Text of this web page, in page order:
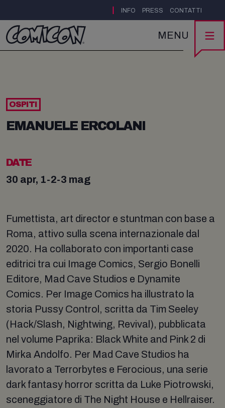
INFO PRESS CONTATTI
MENU
OSPITI
EMANUELE ERCOLANI
DATE
30 apr, 1-2-3 mag
Fumettista, art director e stuntman con base a
Roma, attivo sulla scena internazionale dal
2020. Ha collaborato con importanti case
editrici tra cui Image Comics, Sergio Bonelli
Editore, Mad Cave Studios e Dynamite
Comics. Per Image Comics ha illustrato la
storia Pussy Control, scritta da Tim Seeley
(Hack/Slash, Nightwing, Revival), pubblicata
nel volume Paprika: Black White and Pink 2 di
Mirka Andolfo. Per Mad Cave Studios ha
lavorato a Terrorbytes e Ferocious, una serie
dark fantasy horror scritta da Luke Piotrowski,
sceneggiatore di The Night House e Hellraiser.